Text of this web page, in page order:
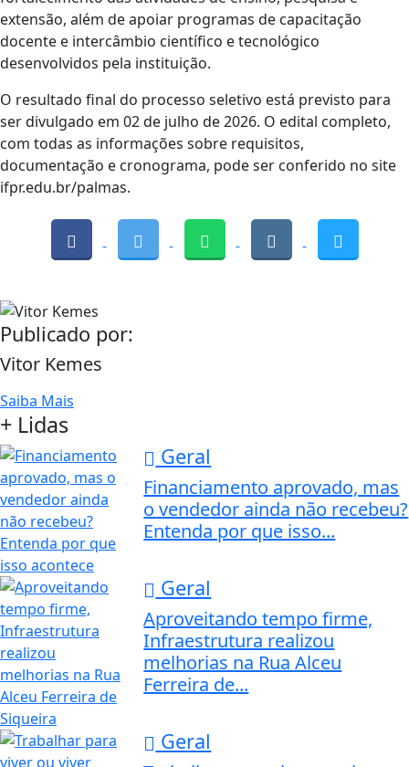
extensão, além de apoiar programas de capacitação
docente e intercâmbio científico e tecnológico
desenvolvidos pela instituição.
O resultado final do processo seletivo está previsto para
ser divulgado em 02 de julho de 2026. O edital completo,
com todas as informações sobre requisitos,
documentação e cronograma, pode ser conferido no site
ifpr.edu.br/palmas.
Publicado por:
Vitor Kemes
Saiba Mais
+ Lidas
Geral
Financiamento aprovado, mas
o vendedor ainda não recebeu?
Entenda por que isso...
Geral
Aproveitando tempo firme,
Infraestrutura realizou
melhorias na Rua Alceu
Ferreira de...
Geral